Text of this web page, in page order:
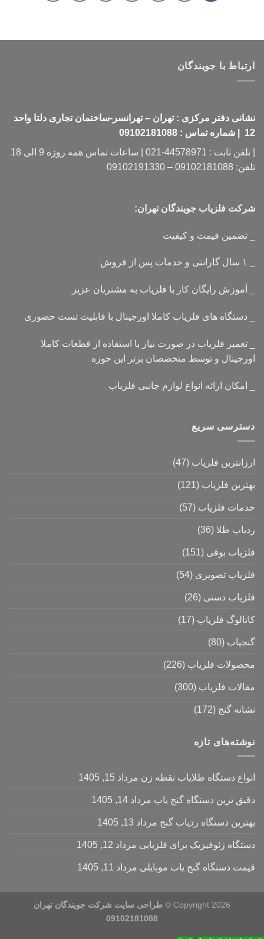
ارتباط با جویندگان
نشانی دفتر مرکزی : تهران – تهرانسر-ساختمان تجاری دلتا واحد
12 | شماره تماس : 09102181088
| تلفن ثابت : 44578971-021 | ساعات تماس همه روزه 9 الی 18
تلفن: 09102181088 – 09102191330
شرکت فلزیاب جویندگان تهران:
_ تضمین قیمت و کیفیت
_ آموزش رایگان کار با فلزیاب به مشتریان عزیز
_ دستگاه های فلزیاب کاملا اورجینال با قابلیت تست حضوری
_ تعمیر فلزیاب در صورت نیاز با استفاده از قطعات کاملا
اورجینال و توسط متخصصان برتر این حوزه
_ امکان ارائه انواع لوازم جانبی فلزیاب
دسترسی سریع
ارزانترین فلزیاب (47)
بهترین فلزیاب (121)
خدمات فلزیاب (57)
ردیاب طلا (36)
فلزیاب بوقی (151)
فلزیاب تصویری (54)
فلزیاب دستی (26)
کاتالوگ فلزیاب (17)
گنجیاب (80)
محصولات فلزیاب (226)
مقالات فلزیاب (300)
نشانه گنج (172)
نوشته‌های تازه
انواع دستگاه طلایاب نقطه زن مرداد 15, 1405
دقیق ترین دستگاه گنج یاب مرداد 14, 1405
بهترین دستگاه ردیاب گنج مرداد 13, 1405
دستگاه ژئوفیزیک برای فلزیابی مرداد 12, 1405
قیمت دستگاه گنج یاب موبایلی مرداد 11, 1405
Copyright 2026 ©
طراحی سایت شرکت جویندگان تهران
09102181088